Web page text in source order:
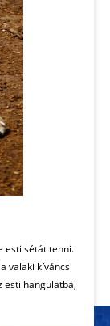
esti sétát tenni.
valaki kíváncsi
esti hangulatba,